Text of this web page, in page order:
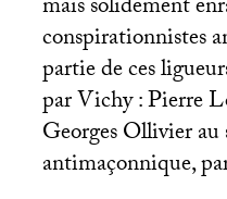
mais solidement
conspirationnistes
partie de ces
par Vichy : Pierre
Georges Ollivier au
antimaçonnique,